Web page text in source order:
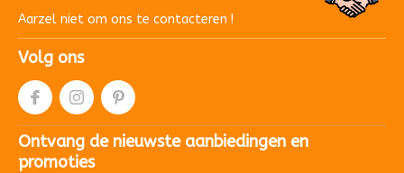
Aarzel niet om ons te contacteren !
Volg ons
Ontvang de nieuwste aanbiedingen en
promoties